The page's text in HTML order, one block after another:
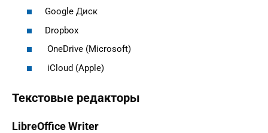
Google Диск
Dropbox
OneDrive (Microsoft)
iCloud (Apple)
Текстовые редакторы
LibreOffice Writer